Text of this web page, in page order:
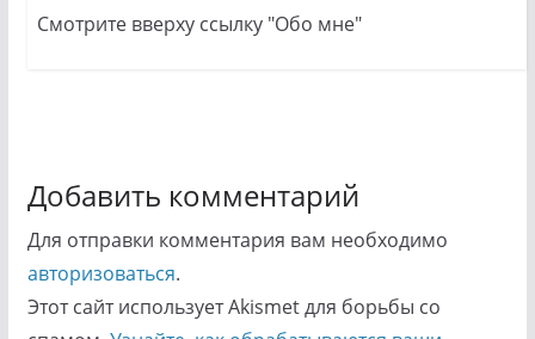
Смотрите вверху ссылку "Обо мне"
Добавить комментарий
Для отправки комментария вам необходимо
авторизоваться.
Этот сайт использует Akismet для борьбы со